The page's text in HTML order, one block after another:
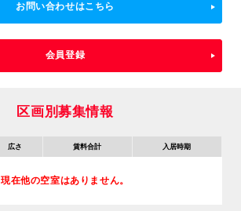
お問い合わせはこちら
会員登録
区画別募集情報
広さ 賃料合計 入居時期
現在他の空室はありません。